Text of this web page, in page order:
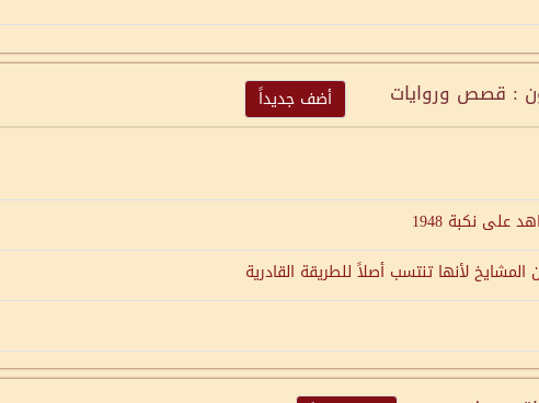
: قصص وروايات أضف جديداً
لأنها تنتسب أصلاً للطريقة القادرية